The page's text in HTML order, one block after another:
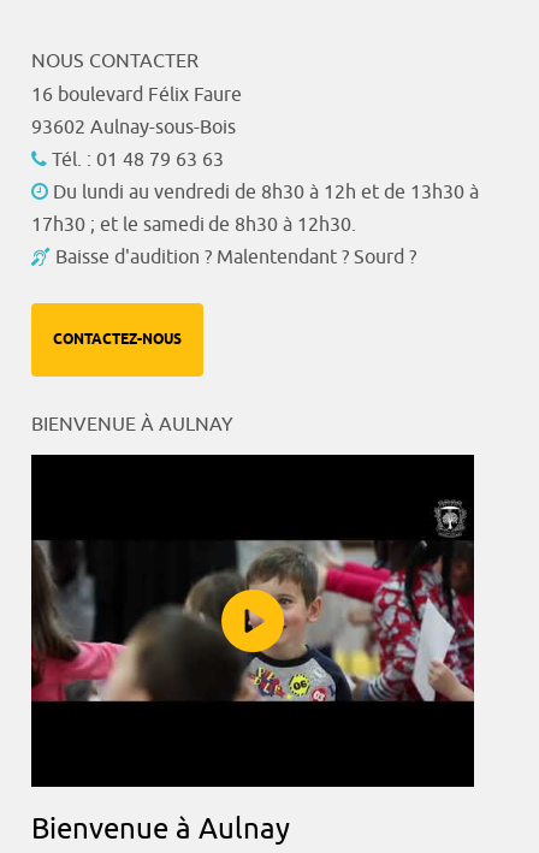
NOUS CONTACTER
16 boulevard Félix Faure
93602 Aulnay-sous-Bois
Tél. : 01 48 79 63 63
Du lundi au vendredi de 8h30 à 12h et de 13h30 à
17h30 ; et le samedi de 8h30 à 12h30.
Baisse d'audition ? Malentendant ? Sourd ?
CONTACTEZ-NOUS
BIENVENUE À AULNAY
Bienvenue à Aulnay